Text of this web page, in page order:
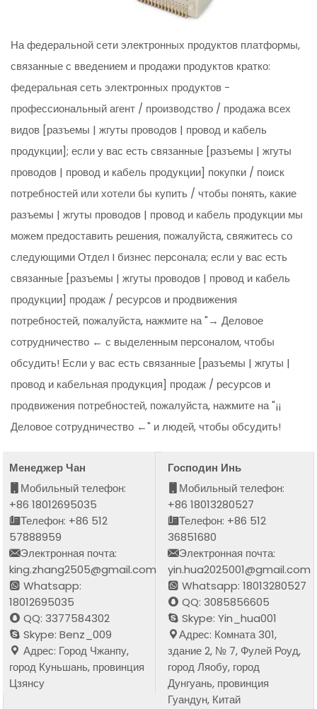
На федеральной сети электронных продуктов платформы,
связанные с введением и продажи продуктов кратко:
федеральная сеть электронных продуктов -
профессиональный агент / производство / продажа всех
видов [разъемы | жгуты проводов | провод и кабель
продукции]; если у вас есть связанные [разъемы | жгуты
проводов | провод и кабель продукции] покупки / поиск
потребностей или хотели бы купить / чтобы понять, какие
разъемы | жгуты проводов | провод и кабель продукции мы
можем предоставить решения, пожалуйста, свяжитесь со
следующими Отдел I бизнес персонала; если у вас есть
связанные [разъемы | жгуты проводов | провод и кабель
продукции] продаж / ресурсов и продвижения
потребностей, пожалуйста, нажмите на "→ Деловое
сотрудничество ← с выделенным персоналом, чтобы
обсудить! Если у вас есть связанные [разъемы | жгуты |
провод и кабельная продукция] продаж / ресурсов и
продвижения потребностей, пожалуйста, нажмите на "¡¡
Деловое сотрудничество ←" и людей, чтобы обсудить!
Менеджер Чан
Мобильный телефон:
+86 18012695035
Телефон: +86 512
57888959
Электронная почта:
king.zhang2505@gmail.com
Whatsapp:
18012695035
QQ: 3377584302
Skype: Benz_009
Адрес: Город Чжанпу,
город Куньшань, провинция
Цзянсу
Господин Инь
Мобильный телефон:
+86 18013280527
Телефон: +86 512
36851680
Электронная почта:
yin.hua2025001@gmail.com
Whatsapp: 18013280527
QQ: 3085856605
Skype: Yin_hua001
Адрес: Комната 301,
здание 2, № 7, Фулей Роуд,
город Ляобу, город
Дунгуань, провинция
Гуандун, Китай